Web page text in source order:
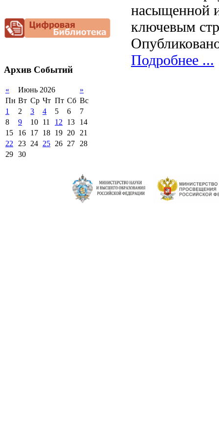
Стипендии и виды
поддержки обучающихся
Организация питания в
2011-2012 уч.год
Снижение
документационной
нагрузки
Архив Событий
« Июнь 2026
»
Пн Вт Ср Чт Пт Сб Вс
1
2 3 4 5 6
7
8
9 10 11 12 13
14
15
16 17 18 19 20 21
22 23 24 25 26 27 28
29 30
насыщенной
ключевым
Подробнее ...